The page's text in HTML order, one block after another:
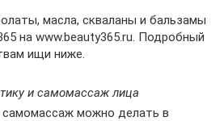
масла, скваланы и бальзамы
на www.beauty365.ru. Подробный
ищи ниже.
и самомассаж лица
самомассаж можно делать в